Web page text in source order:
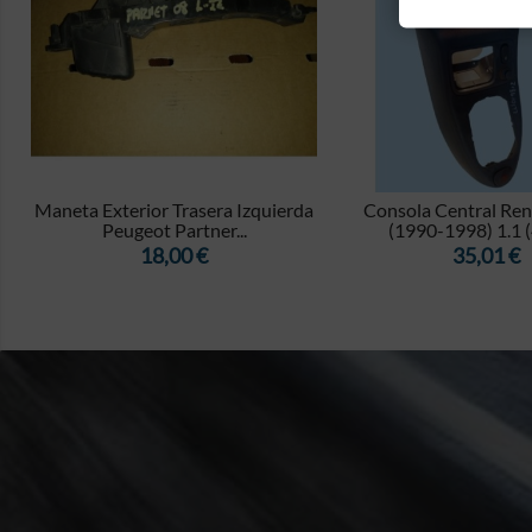
Maneta Exterior Trasera Izquierda
Peugeot Partner...
Precio
18,00 €

Consola Central
(1990-1998) 1.1
Precio
35,01 €
